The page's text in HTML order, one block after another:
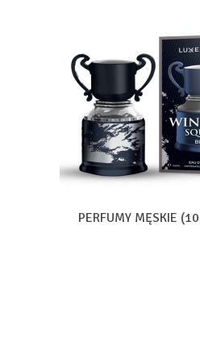
PERFUMY MĘSKIE